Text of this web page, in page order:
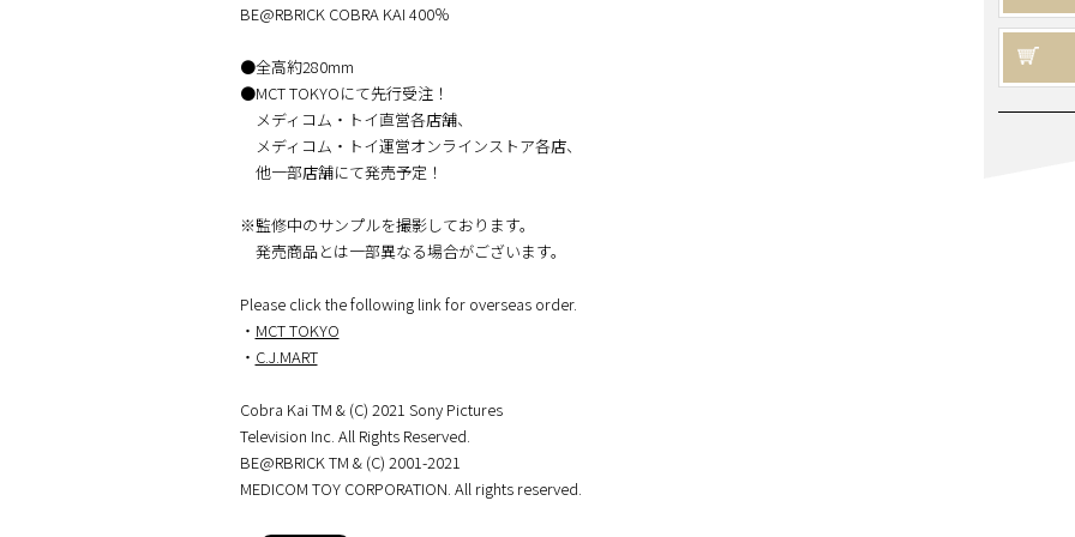
BE@RBRICK COBRA KAI 400％
●全高約280mm
●MCT TOKYOにて先行受注！
メディコム・トイ直営各店舗、
メディコム・トイ運営オンラインストア各店、
他一部店舗にて発売予定！
※監修中のサンプルを撮影しております。
発売商品とは一部異なる場合がございます。
Please click the following link for overseas order.
・ MCT TOKYO
・ C.J.MART
Cobra Kai TM & (C) 2021 Sony Pictures
Television Inc. All Rights Reserved.
BE@RBRICK TM & (C) 2001-2021
MEDICOM TOY CORPORATION. All rights reserved.